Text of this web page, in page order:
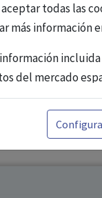
todas las
más información
del mercado
sanitarios
o dispensar
La